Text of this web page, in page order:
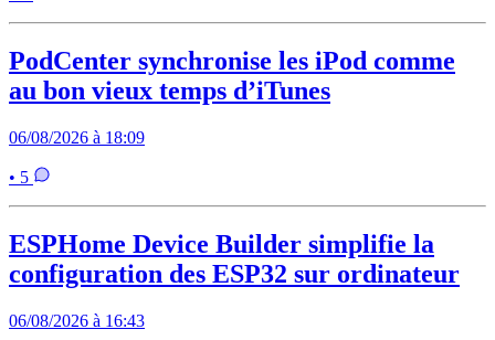
PodCenter synchronise les iPod comme
au bon vieux temps d’iTunes
06/08/2026 à 18:09
• 5
ESPHome Device Builder simplifie la
configuration des ESP32 sur ordinateur
06/08/2026 à 16:43